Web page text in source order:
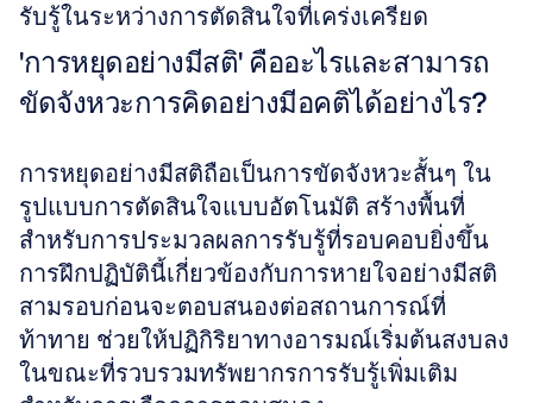
รับรู้ในระหว่างการตัดสินใจที่เคร่งเครียด
'การหยุดอย่างมีสติ' คืออะไรและสามารถ
ขัดจังหวะการคิดอย่างมีอคติได้อย่างไร?
การหยุดอย่างมีสติถือเป็นการขัดจังหวะสั้นๆ ใน
รูปแบบการตัดสินใจแบบอัตโนมัติ สร้างพื้นที่
สำหรับการประมวลผลการรับรู้ที่รอบคอบยิ่งขึ้น
การฝึกปฏิบัตินี้เกี่ยวข้องกับการหายใจอย่างมีสติ
สามรอบก่อนจะตอบสนองต่อสถานการณ์ที่
ท้าทาย ช่วยให้ปฏิกิริยาทางอารมณ์เริ่มต้นสงบลง
ในขณะที่รวบรวมทรัพยากรการรับรู้เพิ่มเติม